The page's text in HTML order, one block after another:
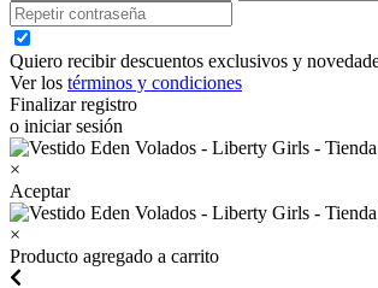
Quiero recibir descuentos exclusivos y
Ver los términos y condiciones
Finalizar registro
o iniciar sesión
×
Aceptar
×
Producto agregado a carrito